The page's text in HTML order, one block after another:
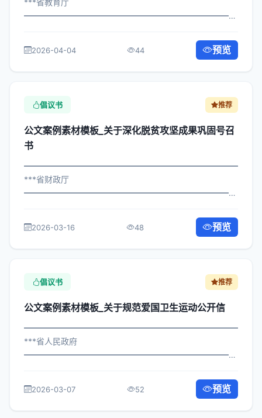
***省教育厅
关于落实人事制度改革号召书管理...
2026-04-04 44 预览
倡议书 推荐
公文案例素材模板_关于深化脱贫攻坚成果巩固号召
书
***省财政厅
属机构： 为深入贯彻落实习近平总书记...
2026-03-16 48 预览
倡议书 推荐
公文案例素材模板_关于规范爱国卫生运动公开信
***省人民政府
市关于规范爱国卫生运动公开信...
2026-03-07 52 预览